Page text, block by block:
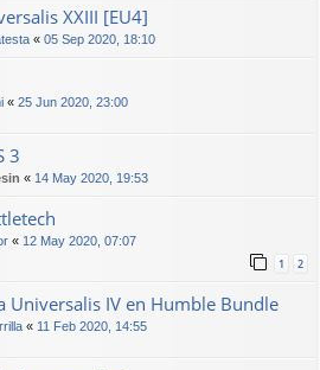
XXIII [EU4]
« 05 Sep 2020, 18:10
« 25 Jun 2020, 23:00
3
« 14 May 2020, 19:53
« 12 May 2020, 07:07
1 2
Universalis IV en Humble Bundle
« 11 Feb 2020, 14:55